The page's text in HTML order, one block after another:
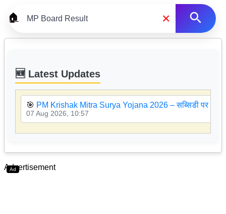
🏠 ×
🆕 Latest Updates
🎯 PM Krishak Mitra Surya Yojana 2026 – सब्सिडी पर
07 Aug 2026, 10:57
Ad
Advertisement